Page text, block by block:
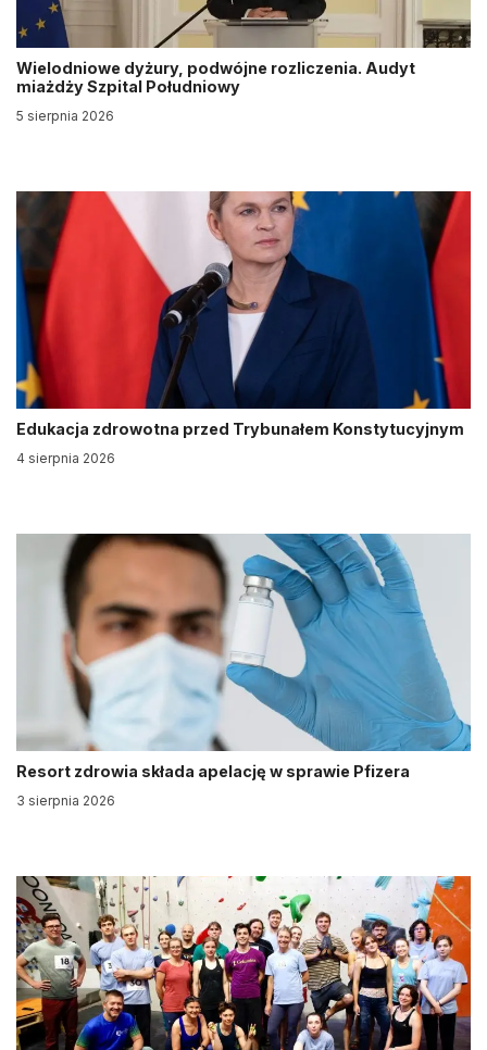
Wielodniowe dyżury, podwójne rozliczenia. Audyt
miażdży Szpital Południowy
5 sierpnia 2026
Edukacja zdrowotna przed Trybunałem Konstytucyjnym
4 sierpnia 2026
Resort zdrowia składa apelację w sprawie Pfizera
3 sierpnia 2026